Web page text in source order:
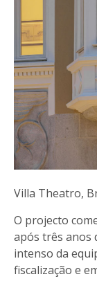
Villa Theatro,
O projecto
após três anos
intenso da
fiscalização e